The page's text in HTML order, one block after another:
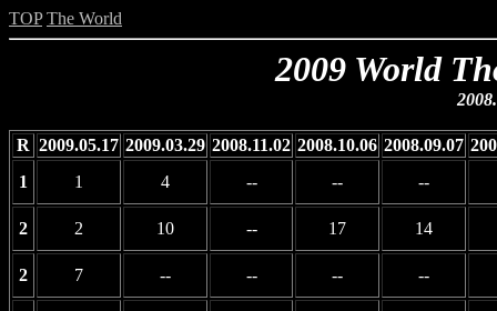
TOP The World
2009 World
R 2009.05.17 2009.03.29 2008.11.02 2008.10.06 2008.09.07
1
1 4 -- -- --
2 2 10 -- 17 14
2 7 -- -- -- --